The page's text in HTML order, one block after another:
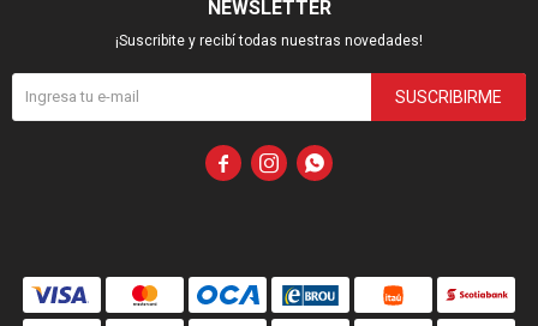
NEWSLETTER
¡Suscribite y recibí todas nuestras novedades!
SUSCRIBIRME
  